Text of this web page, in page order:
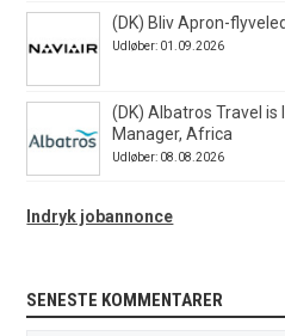
(DK) Bliv Apron-
Udløber: 01.09.2026
(DK) Albatros Travel
Manager, Africa
Udløber: 08.08.2026
Indryk jobannonce
SENESTE KOMMENTARER